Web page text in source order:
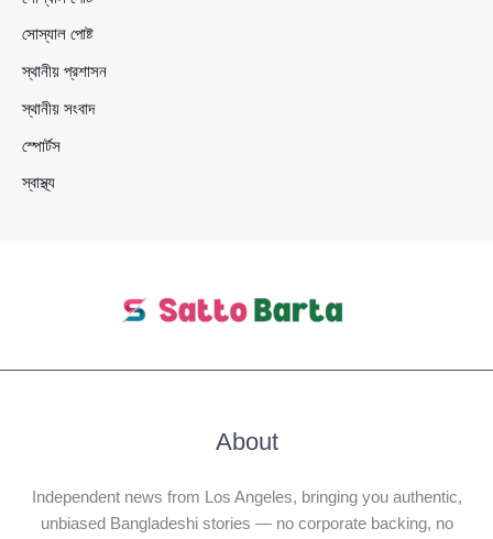
সোস্যাল পোষ্ট
স্থানীয় প্রশাসন
স্থানীয় সংবাদ
স্পোর্টস
স্বাস্থ্য
About
Independent news from Los Angeles, bringing you authentic,
unbiased Bangladeshi stories — no corporate backing, no